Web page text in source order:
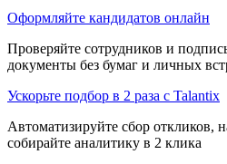
Оформляйте кандидатов онлайн
Проверяйте сотрудников и
документы без бумаг и личных
Ускорьте подбор в 2 раза с Talantix
Автоматизируйте сбор откликов,
собирайте аналитику в 2 клика